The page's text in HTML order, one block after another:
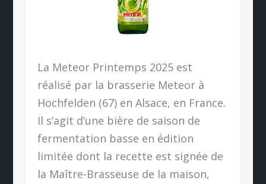
La Meteor Printemps 2025 est
réalisé par la brasserie Meteor à
Hochfelden (67) en Alsace, en France.
Il s’agit d’une bière de saison de
fermentation basse en édition
limitée dont la recette est signée de
la Maître-Brasseuse de la maison,